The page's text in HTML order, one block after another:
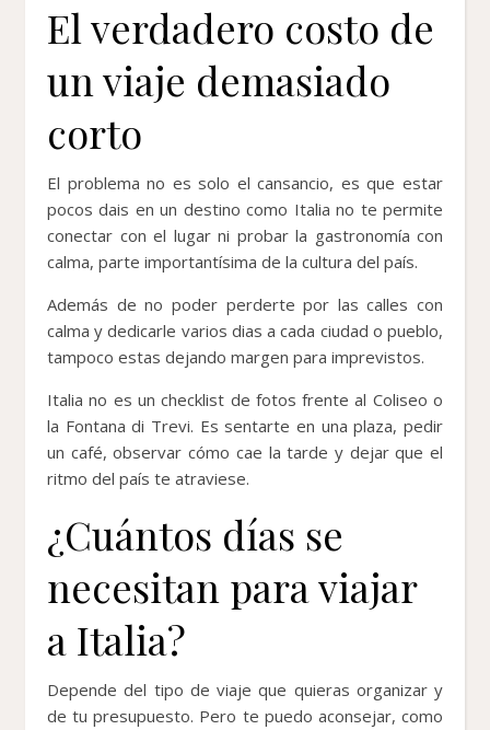
El verdadero costo de
un viaje demasiado
corto
El problema no es solo el cansancio, es que estar
pocos dais en un destino como Italia no te permite
conectar con el lugar ni probar la gastronomía con
calma, parte importantísima de la cultura del país.
Además de no poder perderte por las calles con
calma y dedicarle varios dias a cada ciudad o pueblo,
tampoco estas dejando margen para imprevistos.
Italia no es un checklist de fotos frente al Coliseo o
la Fontana di Trevi. Es sentarte en una plaza, pedir
un café, observar cómo cae la tarde y dejar que el
ritmo del país te atraviese.
¿Cuántos días se
necesitan para viajar
a Italia?
Depende del tipo de viaje que quieras organizar y
de tu presupuesto. Pero te puedo aconsejar, como